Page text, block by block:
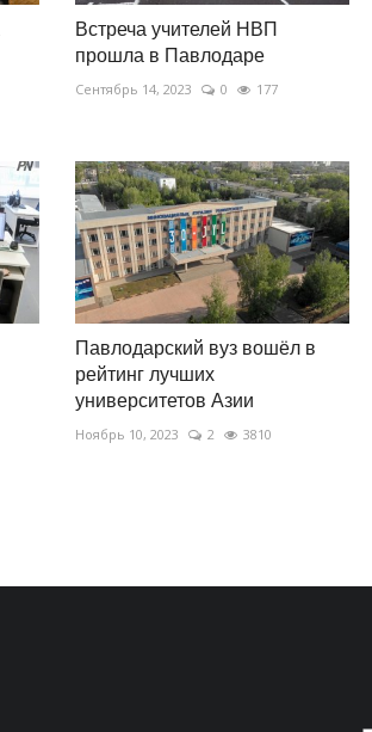
Встреча учителей НВП
прошла в Павлодаре
Сентябрь 14, 2023 0 177
Павлодарский вуз вошёл в
рейтинг лучших
университетов Азии
Ноябрь 10, 2023 2 3810